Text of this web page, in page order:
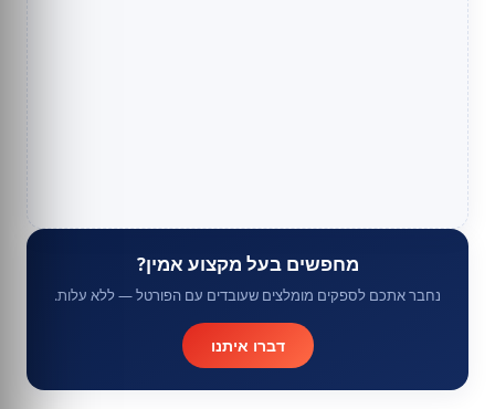
מחפשים בעל מקצוע אמין?
נחבר אתכם לספקים מומלצים שעובדים עם הפורטל — ללא עלות.
דברו איתנו